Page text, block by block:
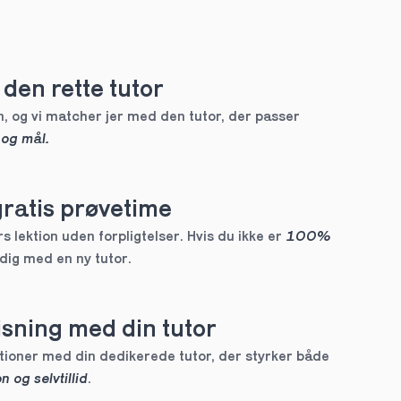
rette tutor
og vi matcher jer med den tutor, der passer
mål.
prøvetime
lektion uden forpligtelser. Hvis du ikke er 100%
med en ny tutor.
med din tutor
og selvtillid.